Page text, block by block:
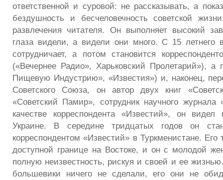
ответственной и суровой: не рассказывать, а
бездушность и бесчеловечность советской
развлечения читателя. Он выполняет высокий
глаза видели, а видели они много. С 15 летнего
сотрудничает, а потом становится
(«Вечернее Радио», Харьковский Пролетарий»),
Пищевую Индустрию», «Известия») и, наконец,
Советского Союза, он автор двух книг
«Советский Памир», сотрудник научного
качестве корреспондента «Известий», он видел
Украине. В середине тридцатых годов он
корреспондентом «Известий» в Туркменистане. Его
доступной границе на Востоке, и он с молодой
полную неизвестность, рискуя и своей и ее
большевики ничего не сделали, его они не